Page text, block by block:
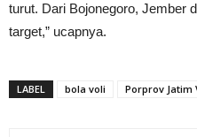
turut. Dari Bojonegoro, Jember
target,” ucapnya.
LABEL bola voli Porprov Jatim